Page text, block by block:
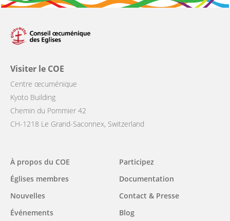
Visiter le COE
Centre œcuménique
Kyoto Building
Chemin du Pommier 42
CH-1218 Le Grand-Saconnex, Switzerland
Main
navigation
À propos du COE
Églises membres
Nouvelles
Événements
Participez
Documentation
Contact & Presse
Blog